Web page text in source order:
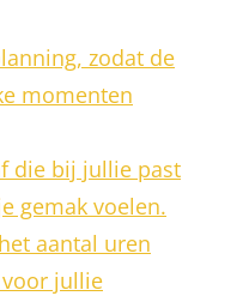
zodat de
momenten
die bij jullie past
gemak voelen.
aantal uren
jullie